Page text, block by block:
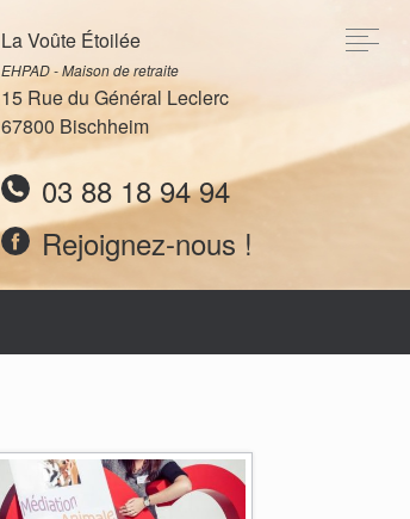
La Voûte Étoilée
EHPAD - Maison de retraite
15 Rue du Général Leclerc
67800 Bischheim
03 88 18 94 94
Rejoignez-nous !